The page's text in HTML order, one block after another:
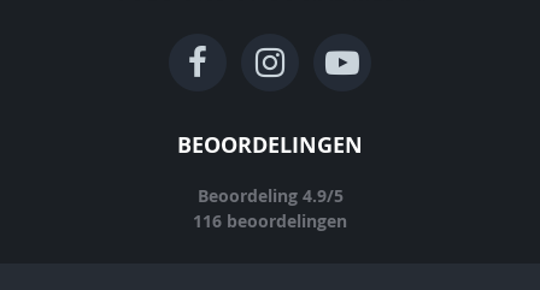
BEOORDELINGEN
Beoordeling 4.9/5
116 beoordelingen